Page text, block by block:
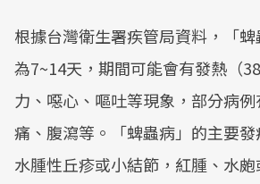
根據台灣衛生署疾管局資料，「
為7~14天，期間可能會有發熱（
力、噁心、嘔吐等現象，部分病
痛、腹瀉等。「蜱蟲病」的主要發
水腫性丘疹或小結節，紅腫、水